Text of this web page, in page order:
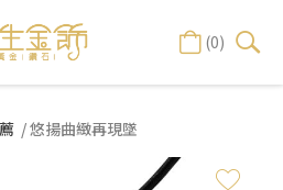
(0)
/ 悠揚曲緻再現墜